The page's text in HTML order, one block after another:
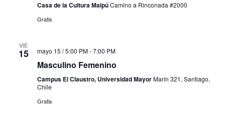
Casa de la Cultura MaipúCamino a Rinconada #2000
Gratis
VIE
15 mayo 15 / 5:00 PM-7:00 PM
Masculino Femenino
Campus El Claustro, Universidad MayorMarín 321, Santiago,
Chile
Gratis